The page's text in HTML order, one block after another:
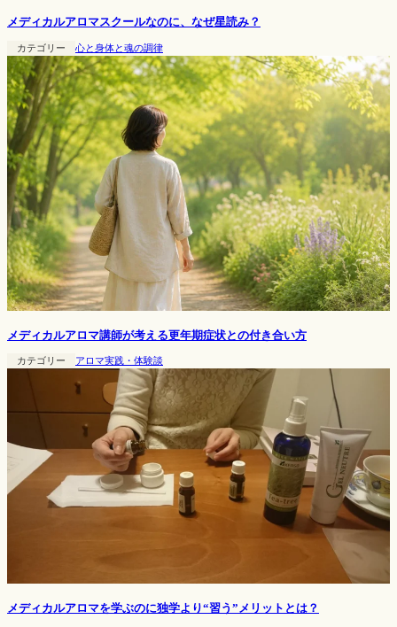
メディカルアロマスクールなのに、なぜ星読み？
カテゴリー 心と身体と魂の調律
メディカルアロマ講師が考える更年期症状との付き合い方
カテゴリー アロマ実践・体験談
メディカルアロマを学ぶのに独学より“習う”メリットとは？